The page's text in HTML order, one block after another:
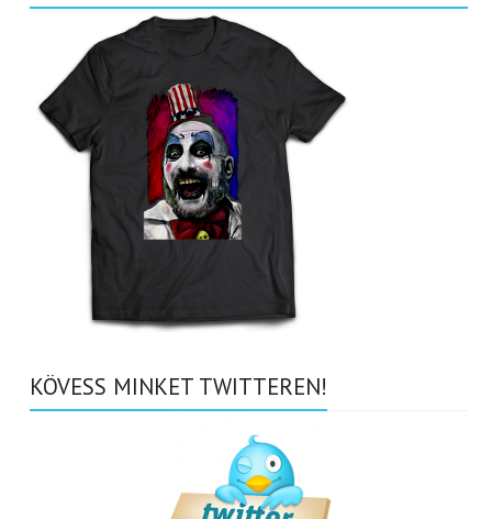
KÖVESS MINKET TWITTEREN!